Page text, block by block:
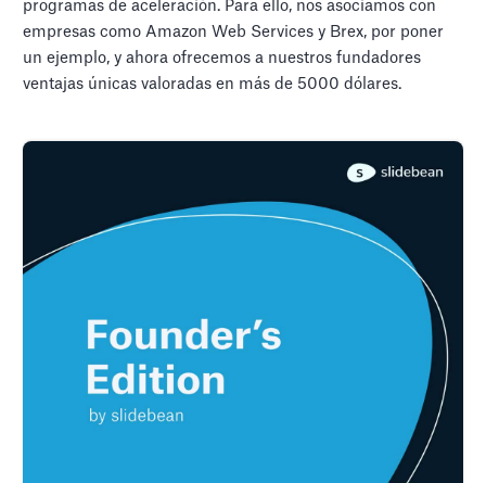
programas de aceleración. Para ello, nos asociamos con
empresas como Amazon Web Services y Brex, por poner
un ejemplo, y ahora ofrecemos a nuestros fundadores
ventajas únicas valoradas en más de 5000 dólares.